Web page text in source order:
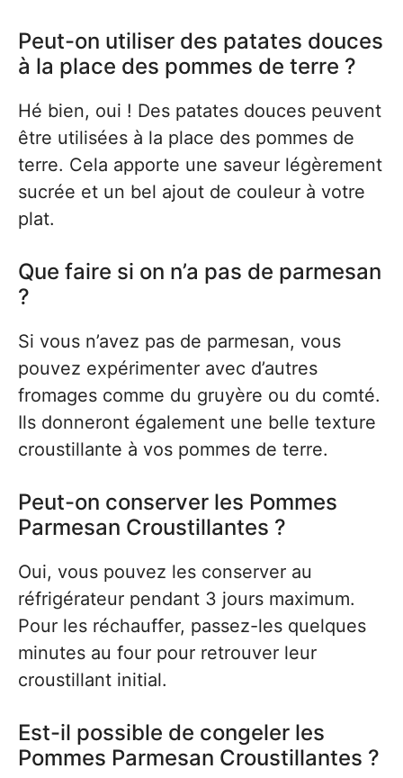
Peut-on utiliser des patates douces
à la place des pommes de terre ?
Hé bien, oui ! Des patates douces peuvent
être utilisées à la place des pommes de
terre. Cela apporte une saveur légèrement
sucrée et un bel ajout de couleur à votre
plat.
Que faire si on n’a pas de parmesan
?
Si vous n’avez pas de parmesan, vous
pouvez expérimenter avec d’autres
fromages comme du gruyère ou du comté.
Ils donneront également une belle texture
croustillante à vos pommes de terre.
Peut-on conserver les Pommes
Parmesan Croustillantes ?
Oui, vous pouvez les conserver au
réfrigérateur pendant 3 jours maximum.
Pour les réchauffer, passez-les quelques
minutes au four pour retrouver leur
croustillant initial.
Est-il possible de congeler les
Pommes Parmesan Croustillantes ?